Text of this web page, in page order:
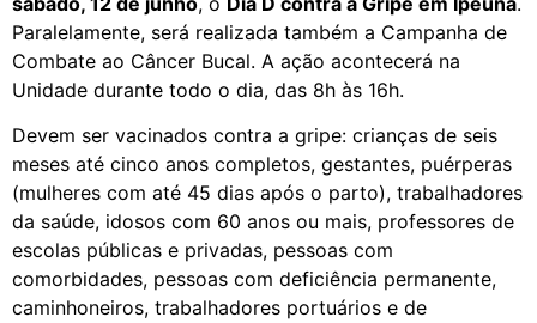
Paralelamente, será realizada também a Campanha de
Combate ao Câncer Bucal. A ação acontecerá na
Unidade durante todo o dia, das 8h às 16h.
Devem ser vacinados contra a gripe: crianças de seis
meses até cinco anos completos, gestantes, puérperas
(mulheres com até 45 dias após o parto), trabalhadores
da saúde, idosos com 60 anos ou mais, professores de
escolas públicas e privadas, pessoas com
comorbidades, pessoas com deficiência permanente,
caminhoneiros, trabalhadores portuários e de